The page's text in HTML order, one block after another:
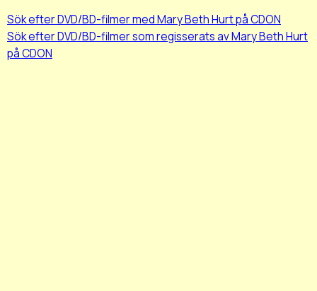
Sök efter DVD/BD-filmer med Mary Beth Hurt på CDON
Sök efter DVD/BD-filmer som regisserats av Mary Beth Hurt
på CDON